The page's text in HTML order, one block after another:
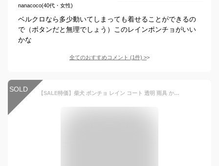
nanacoco(40代・女性)
ベルクロなら多少動いてしまっても着せることができるの
で（ボタンだと無理でしょう）このレインポンチョがいい
かな
全てのおすすめコメント (1件) >
SOLD 【SALE特価】柴犬 ポンチョ レイン コート 透明 雨具 かわいい レインポンチョ 犬用 ペット用 レインコート カッパ おしゃれ 着せやすい柴犬 透明 服 コート 中型犬 犬散歩用 グッズ 冬 おすすめ 透明 犬服 ペットレインコート pet-069【P】